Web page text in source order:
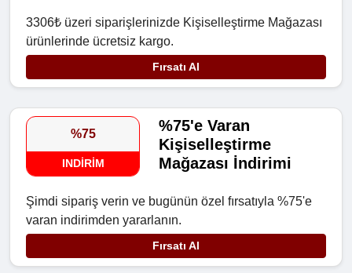
3306₺ üzeri siparişlerinizde Kişiselleştirme Mağazası
ürünlerinde ücretsiz kargo.
Fırsatı Al
%75
INDIRIM
%75'e Varan
Kişiselleştirme
Mağazası İndirimi
Şimdi sipariş verin ve bugünün özel fırsatıyla %75'e
varan indirimden yararlanın.
Fırsatı Al